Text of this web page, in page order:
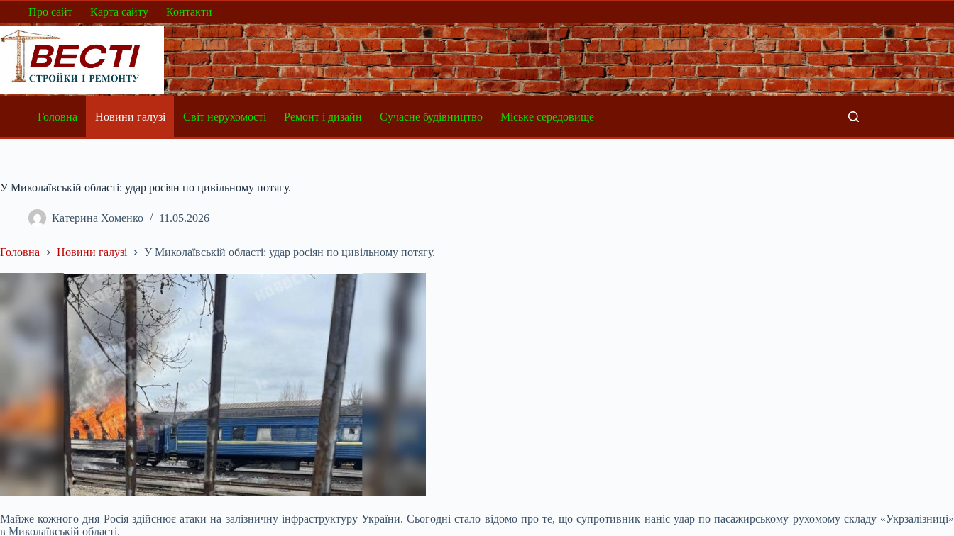
Перейти
вмісту
Про сайт Карта сайту Контакти
Головна Новини галузі Світ нерухомості Ремонт і дизайн Сучасне будівництво Міське середовище
У Миколаївській області: удар росіян по цивільному потягу.
Катерина Хоменко 11.05.2026
Головна Новини галузі У Миколаївській області: удар росіян по цивільному потягу.
Майже кожного дня Росія здійснює атаки на залізничну інфраструктуру України. Сьогодні стало відомо про те, що супротивник наніс удар по пасажирському рухомому складу «Укрзалізниці»
в Миколаївській області.